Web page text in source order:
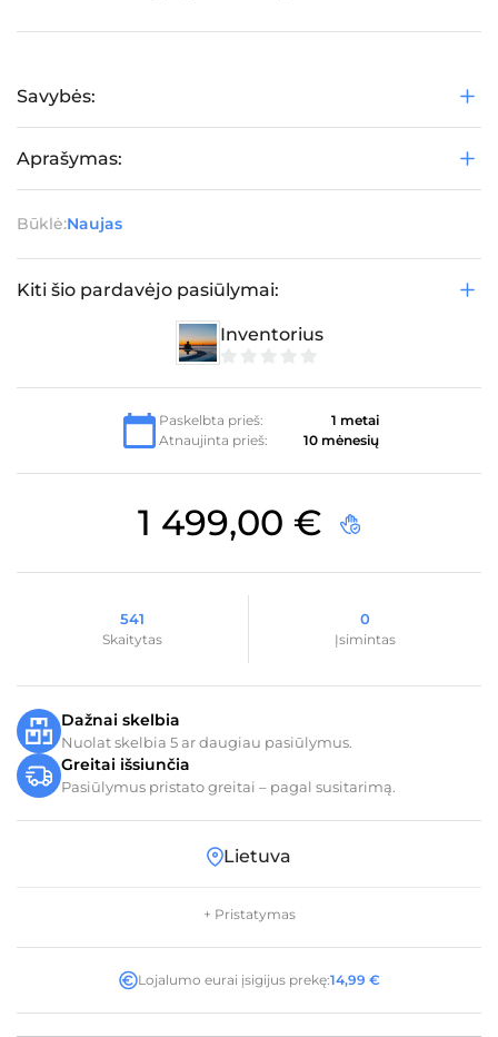
Savybės:
Aprašymas:
Būklė:Naujas
Kiti šio pardavėjo pasiūlymai:
Inventorius
Paskelbta prieš:
1 metai
Atnaujinta prieš:
10 mėnesių
1 499,00 €
541
Skaitytas
0
Įsimintas
Dažnai skelbia
Nuolat skelbia 5 ar daugiau pasiūlymus.
Greitai išsiunčia
Pasiūlymus pristato greitai – pagal susitarimą.
Lietuva
+ Pristatymas
Lojalumo eurai įsigijus prekę:14,99 €